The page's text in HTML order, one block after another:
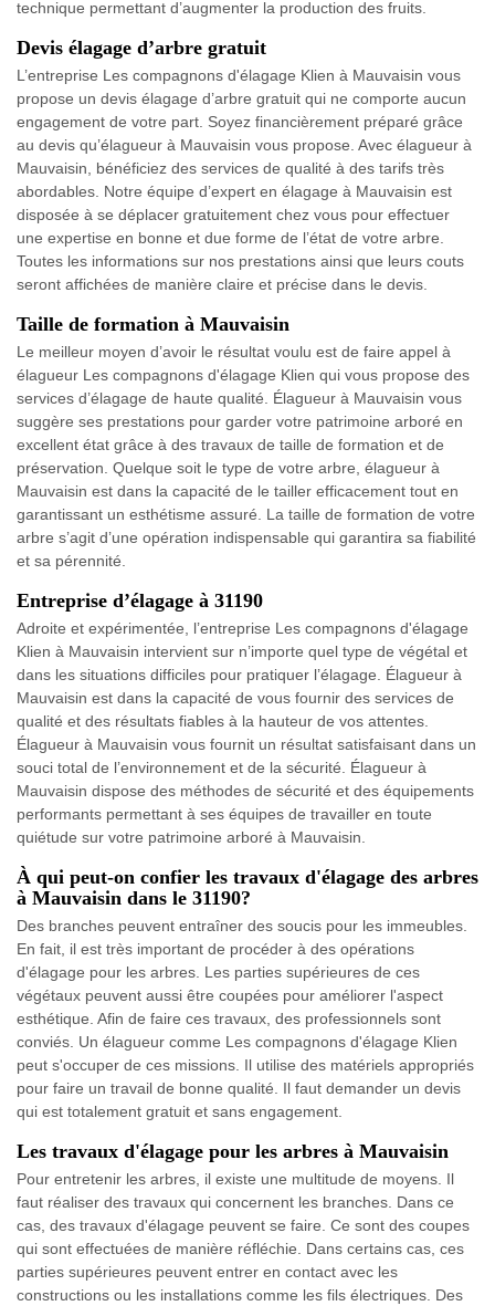
technique permettant d’augmenter la production des fruits.
Devis élagage d’arbre gratuit
L’entreprise Les compagnons d'élagage Klien à Mauvaisin vous
propose un devis élagage d’arbre gratuit qui ne comporte aucun
engagement de votre part. Soyez financièrement préparé grâce
au devis qu’élagueur à Mauvaisin vous propose. Avec élagueur à
Mauvaisin, bénéficiez des services de qualité à des tarifs très
abordables. Notre équipe d’expert en élagage à Mauvaisin est
disposée à se déplacer gratuitement chez vous pour effectuer
une expertise en bonne et due forme de l’état de votre arbre.
Toutes les informations sur nos prestations ainsi que leurs couts
seront affichées de manière claire et précise dans le devis.
Taille de formation à Mauvaisin
Le meilleur moyen d’avoir le résultat voulu est de faire appel à
élagueur Les compagnons d'élagage Klien qui vous propose des
services d’élagage de haute qualité. Élagueur à Mauvaisin vous
suggère ses prestations pour garder votre patrimoine arboré en
excellent état grâce à des travaux de taille de formation et de
préservation. Quelque soit le type de votre arbre, élagueur à
Mauvaisin est dans la capacité de le tailler efficacement tout en
garantissant un esthétisme assuré. La taille de formation de votre
arbre s’agit d’une opération indispensable qui garantira sa fiabilité
et sa pérennité.
Entreprise d’élagage à 31190
Adroite et expérimentée, l’entreprise Les compagnons d'élagage
Klien à Mauvaisin intervient sur n’importe quel type de végétal et
dans les situations difficiles pour pratiquer l’élagage. Élagueur à
Mauvaisin est dans la capacité de vous fournir des services de
qualité et des résultats fiables à la hauteur de vos attentes.
Élagueur à Mauvaisin vous fournit un résultat satisfaisant dans un
souci total de l’environnement et de la sécurité. Élagueur à
Mauvaisin dispose des méthodes de sécurité et des équipements
performants permettant à ses équipes de travailler en toute
quiétude sur votre patrimoine arboré à Mauvaisin.
À qui peut-on confier les travaux d'élagage des arbres
à Mauvaisin dans le 31190?
Des branches peuvent entraîner des soucis pour les immeubles.
En fait, il est très important de procéder à des opérations
d'élagage pour les arbres. Les parties supérieures de ces
végétaux peuvent aussi être coupées pour améliorer l'aspect
esthétique. Afin de faire ces travaux, des professionnels sont
conviés. Un élagueur comme Les compagnons d'élagage Klien
peut s'occuper de ces missions. Il utilise des matériels appropriés
pour faire un travail de bonne qualité. Il faut demander un devis
qui est totalement gratuit et sans engagement.
Les travaux d'élagage pour les arbres à Mauvaisin
Pour entretenir les arbres, il existe une multitude de moyens. Il
faut réaliser des travaux qui concernent les branches. Dans ce
cas, des travaux d'élagage peuvent se faire. Ce sont des coupes
qui sont effectuées de manière réfléchie. Dans certains cas, ces
parties supérieures peuvent entrer en contact avec les
constructions ou les installations comme les fils électriques. Des